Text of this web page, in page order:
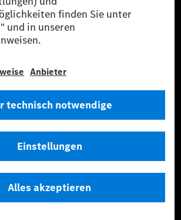
Hotline Kontakt Standorte
Hinweise
Einstellungen